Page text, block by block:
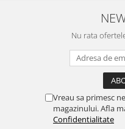
Nu rata
Vreau sa primesc
magazinului. Afla
Confidentialitate